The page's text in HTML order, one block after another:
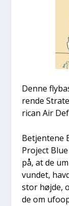
Den­ne
ren­de
ri­can Air
Betjen­te­ne
Pro­ject
på, at de
vun­det,
stor høj­de,
de om